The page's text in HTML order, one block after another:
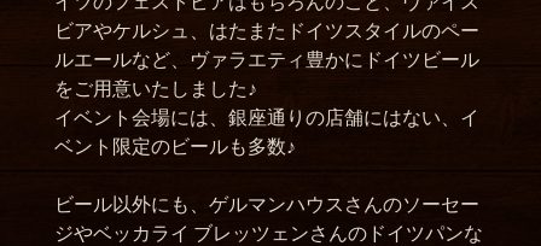
ビアやケルシュ、はたまたドイツスタイルのペー
ルエールなど、ヴァラエティ豊かにドイツビール
をご用意いたしました♪
イベント会場には、銀座通りの店舗にはない、イ
ベント限定のビールも多数♪
ビール以外にも、ゲルマンハウスさんのソーセー
ジやベッカライ ブレッツェンさんのドイツパンな